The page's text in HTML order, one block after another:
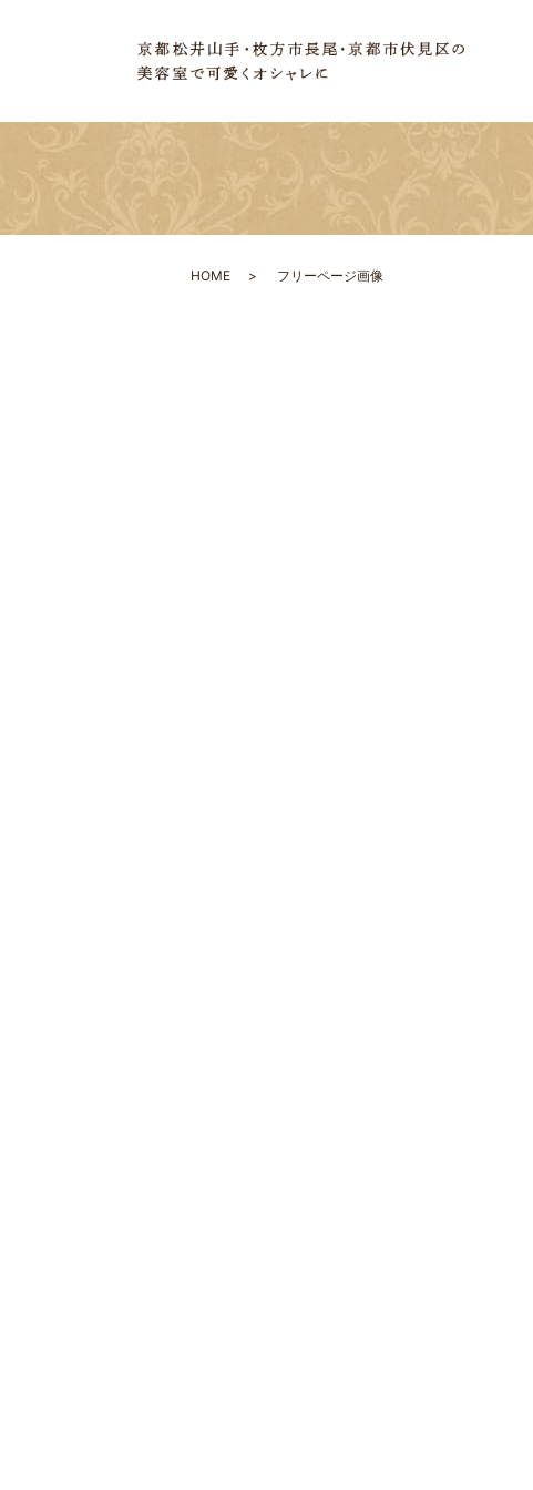
HOME フリーページ画像